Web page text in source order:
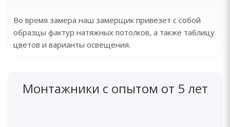
Во время замера наш замерщик привезет с собой
образцы фактур натяжных потолков, а также таблицу
цветов и варианты освещения.
Монтажники с опытом от 5 лет